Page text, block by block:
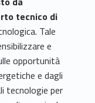
tecnico di
Tale
e
opportunità
e dagli
tecnologie per